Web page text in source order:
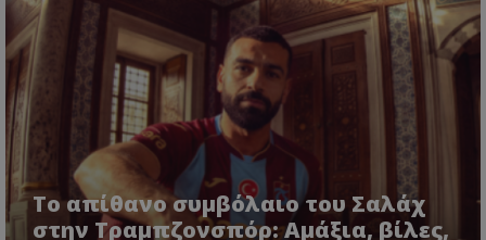
Το απίθανο συμβόλαιο του Σαλάχ
στην Τραμπζονσπόρ: Αμάξια, βίλες,